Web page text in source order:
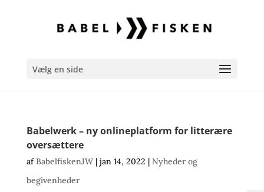
Vælg en side
Babelwerk – ny onlineplatform for litterære
oversættere
afBabelfiskenJW| jan 14, 2022 | Nyheder og
begivenheder